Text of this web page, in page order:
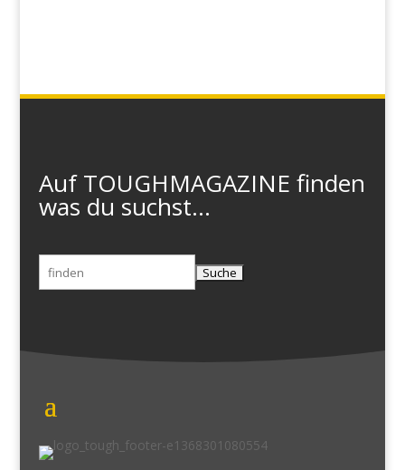
Auf TOUGHMAGAZINE finden
was du suchst...
Suchen
nach: